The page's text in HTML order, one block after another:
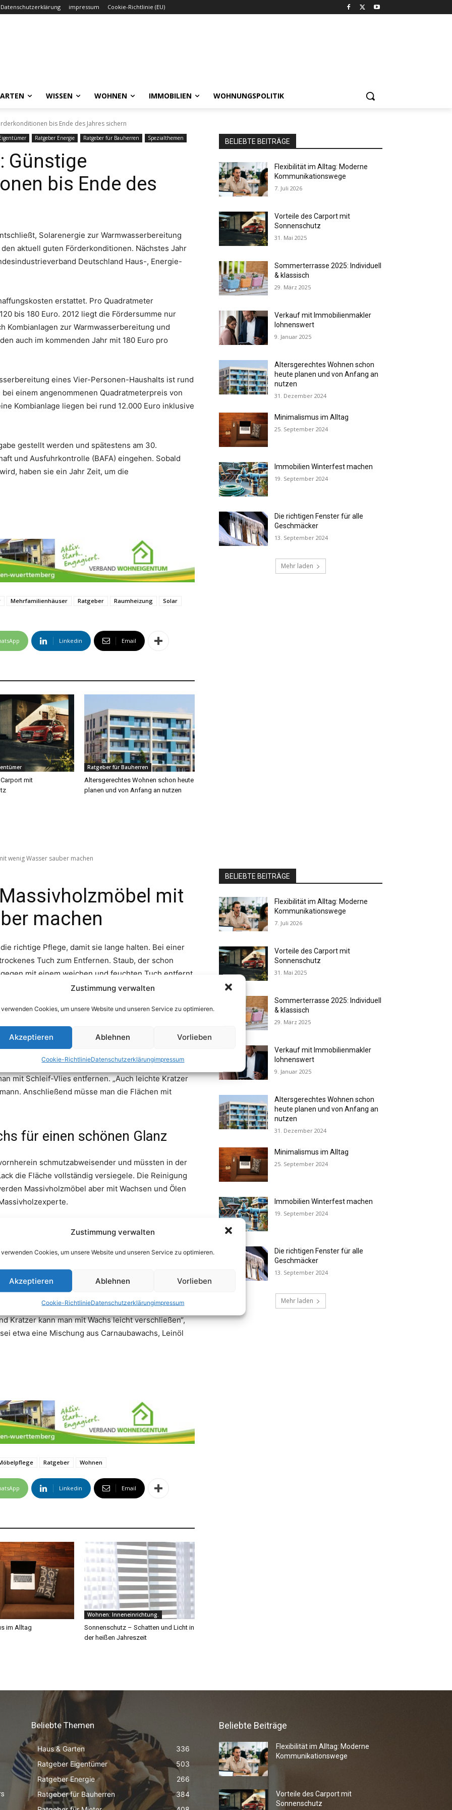
Zustimmung verwalten
verwenden Cookies, um unsere Website und unseren Service zu optimieren.
Akzeptieren Ablehnen Vorlieben
Cookie-RichtlinieDatenschutzerklärungimpressum
Datenschutzerklärung impressum Cookie-Richtlinie (EU)
WISSEN WOHNEN IMMOBILIEN WOHNUNGSPOLITIK
bis Ende des Jahres sichern
Ratgeber Energie Ratgeber für Bauherren Spezialthemen
Günstige
bis Ende des
Solarenergie zur Warmwasserbereitung
aktuell guten Förderkonditionen. Nächstes Jahr
Deutschland Haus-, Energie-
erstattet. Pro Quadratmeter
bis 180 Euro. 2012 liegt die Fördersumme nur
Kombianlagen zur Warmwasserbereitung und
auch im kommenden Jahr mit 180 Euro pro
eines Vier-Personen-Haushalts ist rund
einem angenommenen Quadratmeterpreis von
Kombianlage liegen bei rund 12.000 Euro inklusive
gestellt werden und spätestens am 30.
und Ausfuhrkontrolle (BAFA) eingehen. Sobald
haben sie ein Jahr Zeit, um die
Mehrfamilienhäuser Ratgeber Raumheizung Solar
Linkedin Email
mit
Ratgeber für Bauherren
Altersgerechtes Wohnen schon heute
planen und von Anfang an nutzen
BELIEBTE BEITRÄGE
Flexibilität im Alltag: Moderne
Kommunikationswege
7. Juli 2026
Vorteile des Carport mit
Sonnenschutz
31. Mai 2025
Sommerterrasse 2025: Individuell
& klassisch
29. März 2025
Verkauf mit Immobilienmakler
lohnenswert
9. Januar 2025
Altersgerechtes Wohnen schon
heute planen und von Anfang an
nutzen
31. Dezember 2024
Minimalismus im Alltag
25. September 2024
Immobilien Winterfest machen
19. September 2024
Die richtigen Fenster für alle
Geschmäcker
13. September 2024
Mehr laden
Beliebte Themen
Haus & Garten
336
Ratgeber Eigentümer
503
Ratgeber Energie
266
Ratgeber für Bauherren
384
Beliebte Beiträge
Flexibilität im Alltag: Moderne
Kommunikationswege
Vorteile des Carport mit
Sonnenschutz